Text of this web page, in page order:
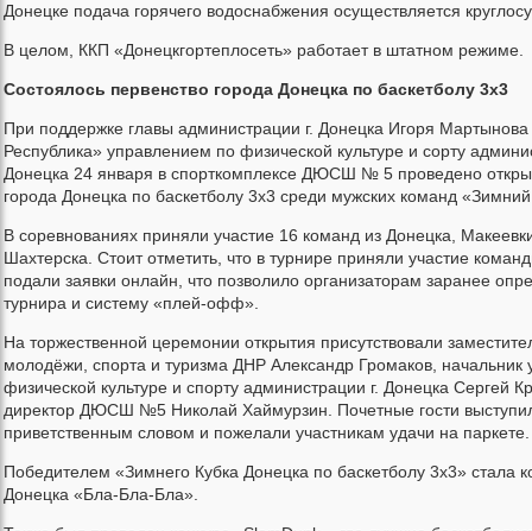
Донецке подача горячего водоснабжения осуществляется
В целом, ККП «Донецкгортеплосеть» работает в штатном режиме.
Состоялось первенство города Донецка по баскетболу 3х3
При поддержке главы администрации г. Донецка Игоря
Республика» управлением по физической культуре и сорту
Донецка 24 января в спорткомплексе ДЮСШ № 5 проведено
города Донецка по баскетболу 3х3 среди мужских команд
В соревнованиях приняли участие 16 команд из Донецка,
Шахтерска. Стоит отметить, что в турнире приняли участие
подали заявки онлайн, что позволило организаторам заранее
турнира и систему «плей-офф».
На торжественной церемонии открытия присутствовали
молодёжи, спорта и туризма ДНР Александр Громаков, начальник
физической культуре и спорту администрации г. Донецка Сергей
директор ДЮСШ №5 Николай Хаймурзин. Почетные гости
приветственным словом и пожелали участникам удачи на паркете.
Победителем «Зимнего Кубка Донецка по баскетболу 3х3» стала
Донецка «Бла-Бла-Бла».